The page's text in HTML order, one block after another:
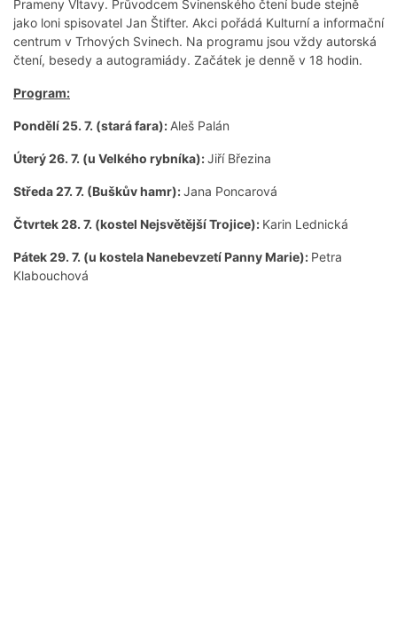
Prameny Vltavy. Průvodcem Svinenského čtení bude stejně
jako loni spisovatel Jan Štifter. Akci pořádá Kulturní a informační
centrum v Trhových Svinech. Na programu jsou vždy autorská
čtení, besedy a autogramiády. Začátek je denně v 18 hodin.
Program:
Pondělí 25. 7. (stará fara): Aleš Palán
Úterý 26. 7. (u Velkého rybníka):Jiří Březina
Středa 27. 7. (Buškův hamr):Jana Poncarová
Čtvrtek 28. 7. (kostel Nejsvětější Trojice): Karin Lednická
Pátek 29. 7. (u kostela Nanebevzetí Panny Marie): Petra
Klabouchová